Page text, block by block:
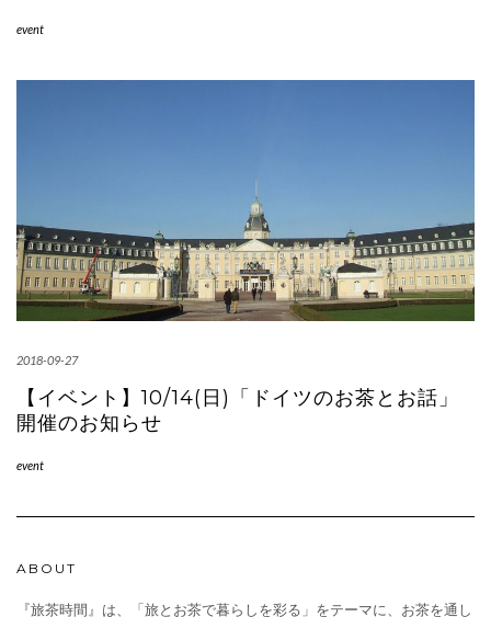
event
2018-09-27
【イベント】10/14(日)「ドイツのお茶とお話」
開催のお知らせ
event
ABOUT
『旅茶時間』は、「旅とお茶で暮らしを彩る」をテーマに、お茶を通し